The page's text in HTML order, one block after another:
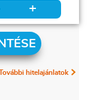
+
hitelajánlatok